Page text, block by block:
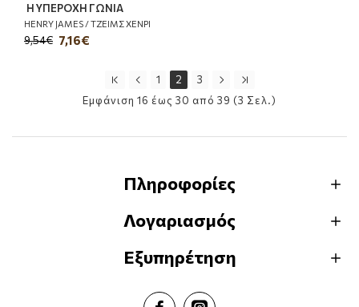
Η ΥΠΕΡΟΧΗ ΓΩΝΙΑ
HENRY JAMES / ΤΖΕΙΜΣ ΧΕΝΡΙ
7,16€
9,54€
1 2
3
Εμφάνιση 16 έως 30 από 39 (3 Σελ.)
Πληροφορίες
Λογαριασμός
Εξυπηρέτηση